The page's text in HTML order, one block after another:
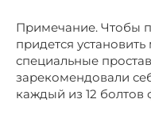
Примечание. Чтобы
придется
специальные
зарекомендовали
каждый из 12 болтов